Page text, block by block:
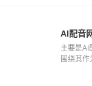
AI配音
主要是AI
围绕其作